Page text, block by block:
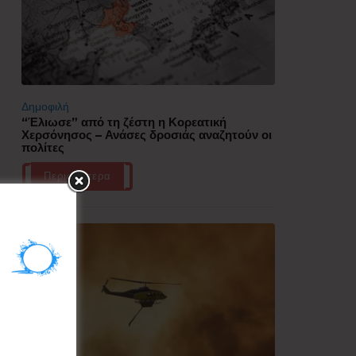
Δημοφιλή
“Έλιωσε” από τη ζέστη η Κορεατική
Χερσόνησος – Ανάσες δροσιάς αναζητούν οι
πολίτες
Περισσότερα